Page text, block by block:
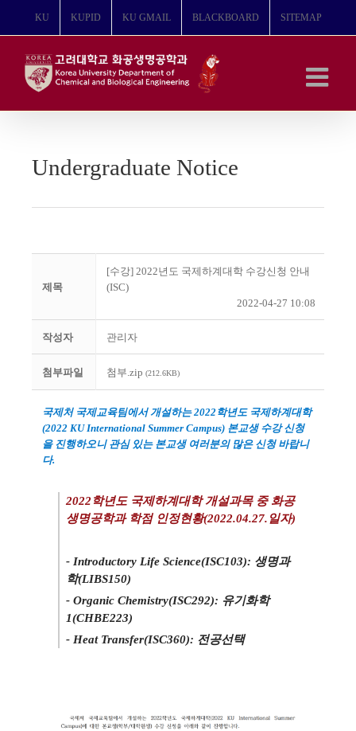
뛰
KU KUPID KU GMAIL BLACKBOARD SITEMAP
Undergraduate Notice
제목
[수강] 2022년도 국제하계대학 수강신청 안내
(ISC)
2022-04-27 10:08
작성자 관리자
첨부파일 첨부.zip (212.6KB)
국제처 국제교육팀에서 개설하는2022학년도 국제하계대학
(2022 KU International Summer Campus) 본교생 수강 신청
을 진행하오니 관심 있는 본교생 여러분의 많은 신청 바랍니
다.
2022학년도 국제하계대학 개설과목 중 화공
생명공학과 학점 인정현황(2022.04.27. 일자)
- Introductory Life Science(ISC103): 생명과
학(LIBS150)
- Organic Chemistry(ISC292): 유기화학
1(CHBE223)
- Heat Transfer(ISC360): 전공선택